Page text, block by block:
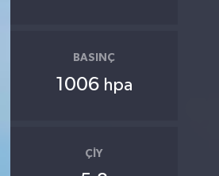
BASINÇ
1006 hpa
ÇIY